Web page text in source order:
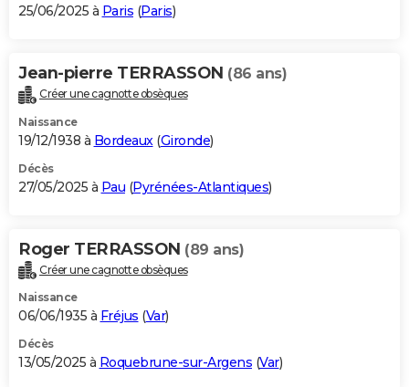
25/06/2025 à Paris (Paris)
Jean-pierre TERRASSON (86 ans)
Créer une cagnotte obsèques
Naissance
19/12/1938 à Bordeaux (Gironde)
Décès
27/05/2025 à Pau (Pyrénées-Atlantiques)
Roger TERRASSON (89 ans)
Créer une cagnotte obsèques
Naissance
06/06/1935 à Fréjus (Var)
Décès
13/05/2025 à Roquebrune-sur-Argens (Var)